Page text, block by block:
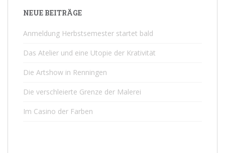
NEUE BEITRÄGE
Anmeldung Herbstsemester startet bald
Das Atelier und eine Utopie der Krativität
Die Artshow in Renningen
Die verschleierte Grenze der Malerei
Im Casino der Farben